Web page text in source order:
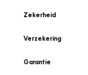
Zekerheid
Verzekering
Garantie